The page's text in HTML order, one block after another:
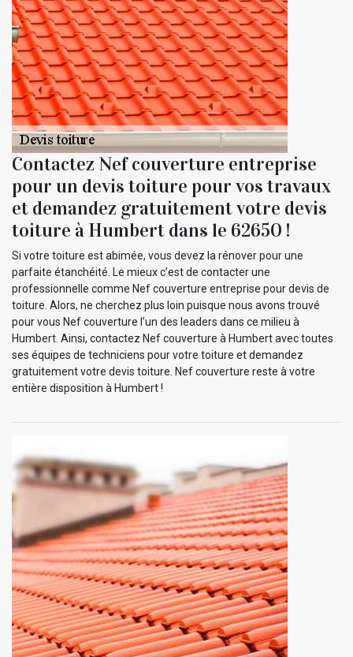
Contactez Nef couverture entreprise
pour un devis toiture pour vos travaux
et demandez gratuitement votre devis
toiture à Humbert dans le 62650 !
Si votre toiture est abimée, vous devez la rénover pour une
parfaite étanchéité. Le mieux c’est de contacter une
professionnelle comme Nef couverture entreprise pour devis de
toiture. Alors, ne cherchez plus loin puisque nous avons trouvé
pour vous Nef couverture l’un des leaders dans ce milieu à
Humbert. Ainsi, contactez Nef couverture à Humbert avec toutes
ses équipes de techniciens pour votre toiture et demandez
gratuitement votre devis toiture. Nef couverture reste à votre
entière disposition à Humbert !